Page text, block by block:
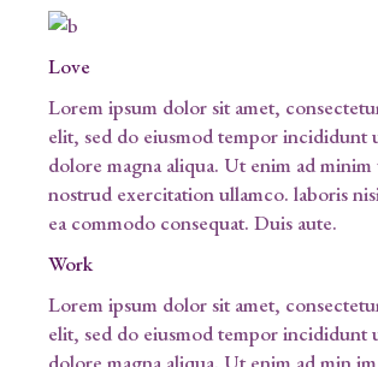
Love
Lorem ipsum dolor sit amet,
elit, sed do eiusmod tempor incididunt
dolore magna aliqua. Ut enim ad
nostrud exercitation ullamco. laboris
ea commodo consequat. Duis aute.
Work
Lorem ipsum dolor sit amet,
elit, sed do eiusmod tempor incididunt